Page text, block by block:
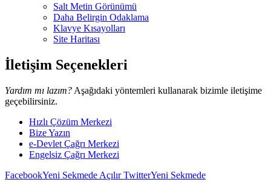
Salt Metin Görünümü
Daha Belirgin Odaklama
Klavye Kısayolları
Site Haritası
İletişim Seçenekleri
Yardım mı lazım? Aşağıdaki yöntemleri kullanarak bizimle iletişime
geçebilirsiniz.
Hızlı Çözüm Merkezi
Bize Yazın
e-Devlet Çağrı Merkezi
Engelsiz Çağrı Merkezi
FacebookYeni Sekmede AçılırTwitterYeni Sekmede